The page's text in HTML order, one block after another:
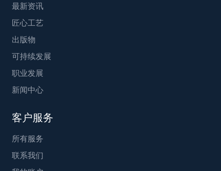
最新资讯
匠心工艺
出版物
可持续发展
职业发展
新闻中心
客户服务
所有服务
联系我们